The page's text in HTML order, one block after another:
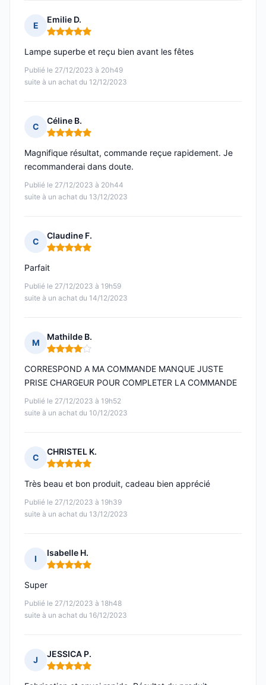
E
Emilie D.
Note : 5 sur 5
Publié le 27/12/2023 à 20h49
suite à un achat du 12/12/2023
Lampe superbe et reçu bien avant les fêtes
C
Céline B.
Note : 5 sur 5
Publié le 27/12/2023 à 20h44
suite à un achat du 13/12/2023
Magnifique résultat, commande reçue rapidement. Je
recommanderai dans doute.
C
Claudine F.
Note : 5 sur 5
Publié le 27/12/2023 à 19h59
suite à un achat du 14/12/2023
Parfait
M
Mathilde B.
Note : 4 sur 5
Publié le 27/12/2023 à 19h52
suite à un achat du 10/12/2023
CORRESPOND A MA COMMANDE MANQUE JUSTE
PRISE CHARGEUR POUR COMPLETER LA COMMANDE
C
CHRISTEL K.
Note : 5 sur 5
Publié le 27/12/2023 à 19h39
suite à un achat du 13/12/2023
Très beau et bon produit, cadeau bien apprécié
I
Isabelle H.
Note : 5 sur 5
Publié le 27/12/2023 à 18h48
suite à un achat du 16/12/2023
Super
J
JESSICA P.
Note : 5 sur 5